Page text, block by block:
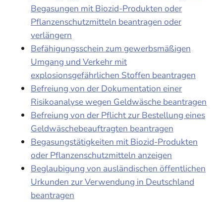
Begasungen mit Biozid-Produkten oder
Pflanzenschutzmitteln beantragen oder
verlängern
Befähigungsschein zum gewerbsmäßigen
Umgang und Verkehr mit
explosionsgefährlichen Stoffen beantragen
Befreiung von der Dokumentation einer
Risikoanalyse wegen Geldwäsche beantragen
Befreiung von der Pflicht zur Bestellung eines
Geldwäschebeauftragten beantragen
Begasungstätigkeiten mit Biozid-Produkten
oder Pflanzenschutzmitteln anzeigen
Beglaubigung von ausländischen öffentlichen
Urkunden zur Verwendung in Deutschland
beantragen